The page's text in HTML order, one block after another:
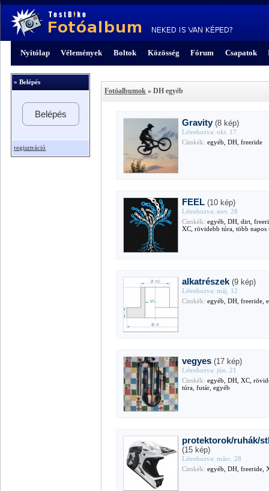
Nyitólap Vélemények Boltok Közösség Fórum Csapatok
» Belépés
Belépés
regisztráció
Fotóalbumok » DH egyéb
Gravity (8 kép)
Létrehozva: okt. 17
Cimkék: egyéb, DH, freeride
FEEL (10 kép)
Létrehozva: nov. 28
Cimkék: egyéb, DH, dirt,
XC, rövidebb túra, több napos
alkatrészek (9 kép)
Létrehozva: máj. 12
Cimkék: egyéb, DH, freeride,
vegyes (17 kép)
Létrehozva: jún. 21
Cimkék: egyéb, DH, XC,
túra, futár, egyéb
protektorok/ruhák/
(15 kép)
Létrehozva: márc. 28
Cimkék: egyéb, DH, freeride,